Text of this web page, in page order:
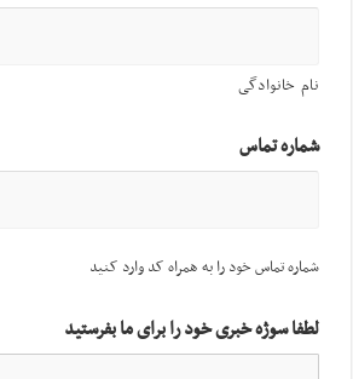
نام خانوادگی
شماره تماس
شماره تماس خود را به همراه کد وارد کنید
لطفا سوژه خبری خود را برای ما بفرستید